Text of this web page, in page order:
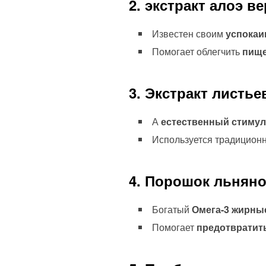
2. экстракт алоэ
Известен своим
Помогает облегчить
3. Экстракт
Аестественный
Используется
4. Порошок
Богатый Омега-3
Помогает